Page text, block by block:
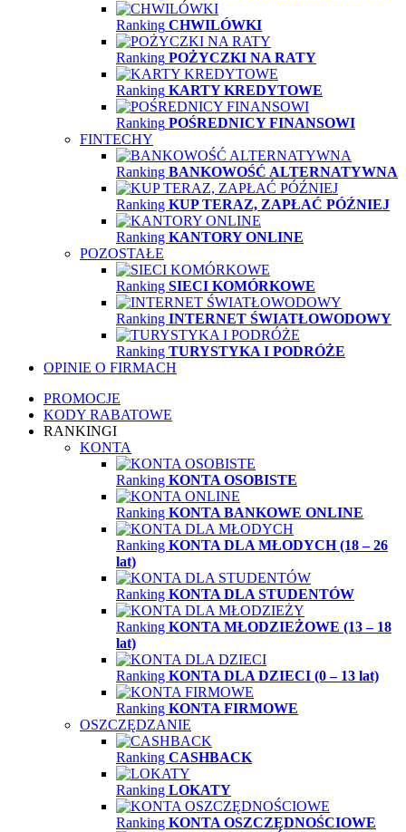
Ranking CHWILÓWKI
Ranking POŻYCZKI NA RATY
Ranking KARTY KREDYTOWE
Ranking POŚREDNICY FINANSOWI
FINTECHY
Ranking BANKOWOŚĆ ALTERNATYWNA
Ranking KUP TERAZ, ZAPŁAĆ PÓŹNIEJ
Ranking KANTORY ONLINE
POZOSTAŁE
Ranking SIECI KOMÓRKOWE
Ranking INTERNET ŚWIATŁOWODOWY
Ranking TURYSTYKA I PODRÓŻE
OPINIE O FIRMACH
PROMOCJE
KODY RABATOWE
RANKINGI
KONTA
Ranking KONTA OSOBISTE
Ranking KONTA BANKOWE ONLINE
Ranking KONTA DLA MŁODYCH (18 – 26
lat)
Ranking KONTA DLA STUDENTÓW
Ranking KONTA MŁODZIEŻOWE (13 – 18
lat)
Ranking KONTA DLA DZIECI (0 – 13 lat)
Ranking KONTA FIRMOWE
OSZCZĘDZANIE
Ranking CASHBACK
Ranking LOKATY
Ranking KONTA OSZCZĘDNOŚCIOWE